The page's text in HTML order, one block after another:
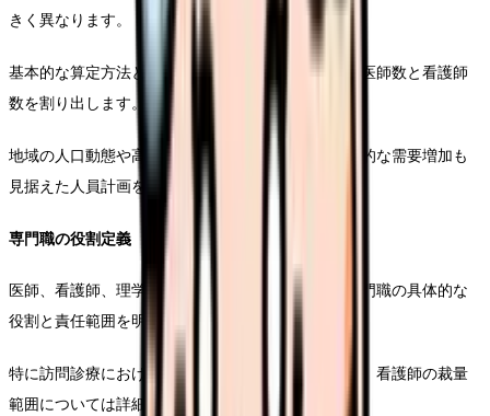
きく異なります。
基本的な算定方法として、想定訪問件数から必要な医師数と看護師
数を割り出します。
地域の人口動態や高齢化率なども考慮に入れ、将来的な需要増加も
見据えた人員計画を立てることが重要です。
専門職の役割定義
医師、看護師、理学療法士、作業療法士など、各専門職の具体的な
役割と責任範囲を明確に定義します。
特に訪問診療における主治医と副主治医の役割分担、看護師の裁量
範囲については詳細に規定する必要があります。